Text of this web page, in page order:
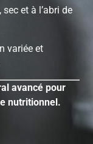
et à l’abri de
variée et
avancé pour
nutritionnel.